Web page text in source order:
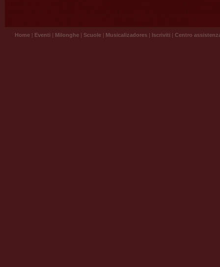
Home | Eventi | Milonghe | Scuole | Musicalizadores | Iscriviti | Centro